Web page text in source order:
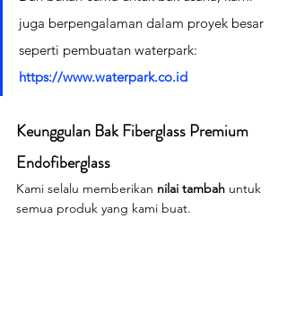
juga berpengalaman dalam proyek besar
seperti pembuatan waterpark:
https://www.waterpark.co.id
Keunggulan Bak Fiberglass Premium
Endofiberglass
Kami selalu memberikan nilai tambah untuk
semua produk yang kami buat.